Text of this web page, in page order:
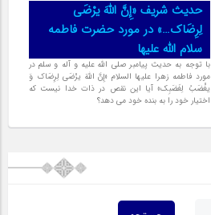
حدیث شریف «إِنَّ اللهَ یرْضَى
لِرِضَاک‏…» در مورد حضرت فاطمه
سلام الله علیها
با توجه به حدیث پیامبر صلی الله علیه و آله و سلم در
مورد فاطمه زهرا علیها السلام «إِنَّ اللهَ یرْضَى لِرِضَاک وَ
یغْضَبُ لِغَضَبِک» آیا این نقص در ذات خدا نیست که
اختیار خود را به بنده خود می دهد؟